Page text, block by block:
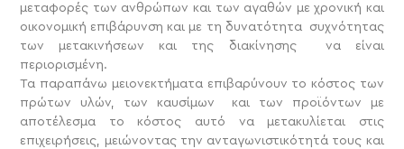
μεταφορές των ανθρώπων και των αγαθών με χρονική και
οικονομική επιβάρυνση και με τη δυνατότητα συχνότητας
των μετακινήσεων και της διακίνησης να είναι
περιορισμένη.
Τα παραπάνω μειονεκτήματα επιβαρύνουν το κόστος των
πρώτων υλών, των καυσίμων και των προϊόντων με
αποτέλεσμα το κόστος αυτό να μετακυλίεται στις
επιχειρήσεις, μειώνοντας την ανταγωνιστικότητά τους και